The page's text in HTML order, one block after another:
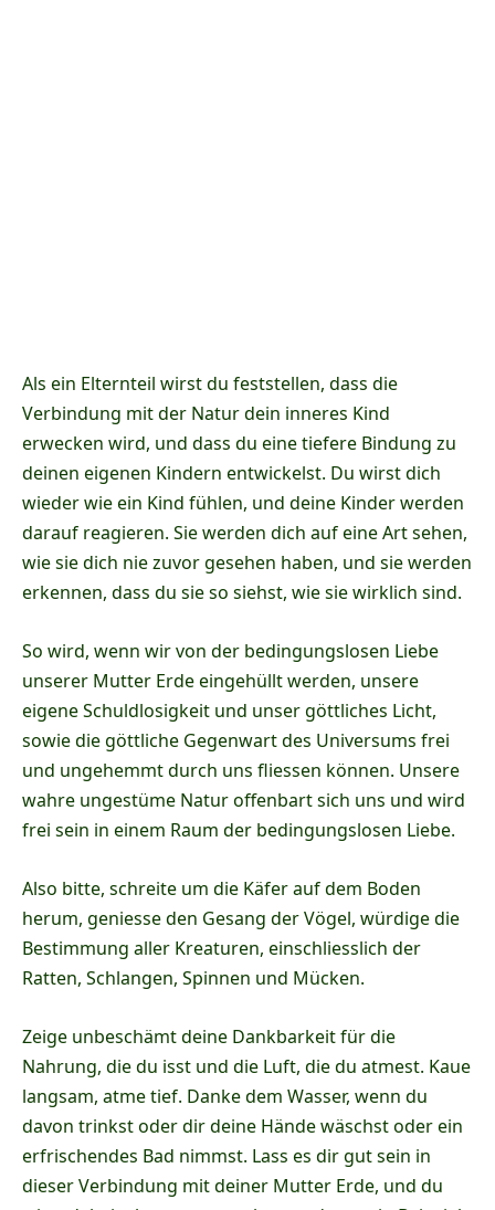
Als ein Elternteil wirst du feststellen, dass die
Verbindung mit der Natur dein inneres Kind
erwecken wird, und dass du eine tiefere Bindung zu
deinen eigenen Kindern entwickelst. Du wirst dich
wieder wie ein Kind fühlen, und deine Kinder werden
darauf reagieren. Sie werden dich auf eine Art sehen,
wie sie dich nie zuvor gesehen haben, und sie werden
erkennen, dass du sie so siehst, wie sie wirklich sind.
So wird, wenn wir von der bedingungslosen Liebe
unserer Mutter Erde eingehüllt werden, unsere
eigene Schuldlosigkeit und unser göttliches Licht,
sowie die göttliche Gegenwart des Universums frei
und ungehemmt durch uns fliessen können. Unsere
wahre ungestüme Natur offenbart sich uns und wird
frei sein in einem Raum der bedingungslosen Liebe.
Also bitte, schreite um die Käfer auf dem Boden
herum, geniesse den Gesang der Vögel, würdige die
Bestimmung aller Kreaturen, einschliesslich der
Ratten, Schlangen, Spinnen und Mücken.
Zeige unbeschämt deine Dankbarkeit für die
Nahrung, die du isst und die Luft, die du atmest. Kaue
langsam, atme tief. Danke dem Wasser, wenn du
davon trinkst oder dir deine Hände wäschst oder ein
erfrischendes Bad nimmst. Lass es dir gut sein in
dieser Verbindung mit deiner Mutter Erde, und du